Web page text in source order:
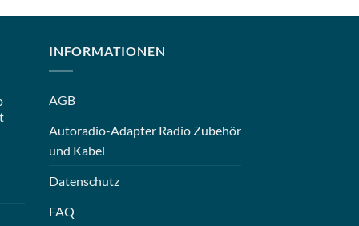
INFORMATIONEN
AGB
Autoradio-Adapter Radio Zubehör
und Kabel
Datenschutz
FAQ